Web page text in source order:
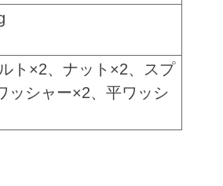
ト×2、ナット×2、スプ
ッシャー×2、平ワッシ